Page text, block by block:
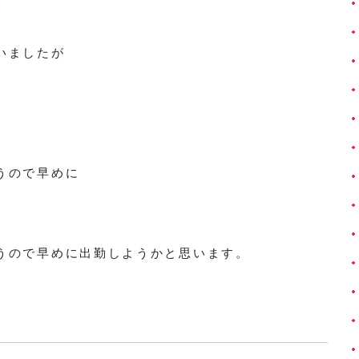
ましたが
ので早めに
で早めに出勤しようかと思います。